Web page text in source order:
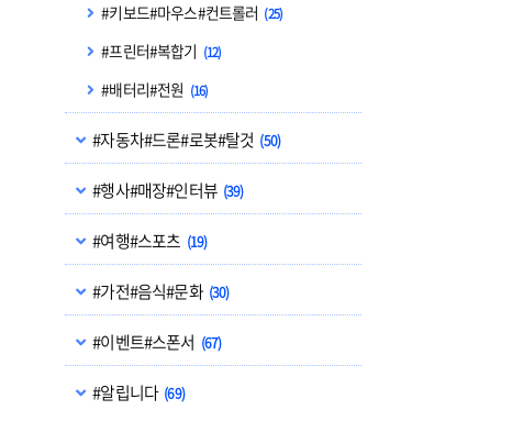
#키보드#마우스#컨트롤러 (25)
#프린터#복합기 (12)
#배터리#전원 (16)
#자동차#드론#로봇#탈것 (50)
#행사#매장#인터뷰 (39)
#여행#스포츠 (19)
#가전#음식#문화 (30)
#이벤트#스폰서 (67)
#알립니다 (69)